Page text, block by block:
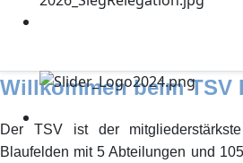
Willkommen beim TSV
Der TSV ist der
Blaufelden mit 5 Abteilungen und